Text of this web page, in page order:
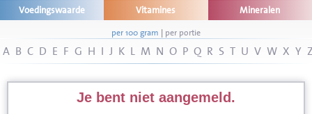
Disclaimer
Voedingswaarde Vitamines Mineralen
per 100 gram | per portie
A B C D E F G H I J K L M N O P Q R S T U V W X Y
Je bent niet aangemeld.